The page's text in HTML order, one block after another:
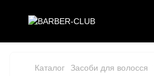
Каталог Засоби для волосся